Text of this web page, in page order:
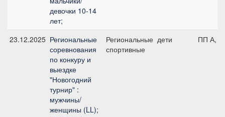
девочки 10-14
лет;
23.12.2025 Региональные
соревнования
по конкуру и
выездке
"Новогодний
турнир" :
мужчины/
женщины (LL);
Региональные
спортивные
дети ПП А,